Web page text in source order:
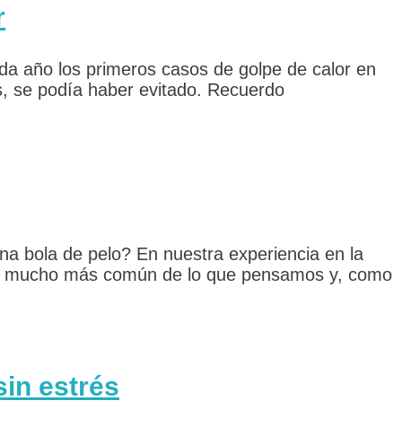
año los primeros casos de golpe de calor en
se podía haber evitado. Recuerdo
bola de pelo? En nuestra experiencia en la
más común de lo que pensamos y, como
estrés